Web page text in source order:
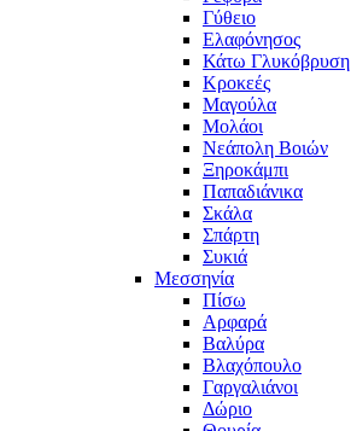
Γύθειο
Ελαφόνησος
Κάτω Γλυκόβρυση
Κροκεές
Μαγούλα
Μολάοι
Νεάπολη Βοιών
Ξηροκάμπι
Παπαδιάνικα
Σκάλα
Σπάρτη
Συκιά
Μεσσηνία
Πίσω
Αρφαρά
Βαλύρα
Βλαχόπουλο
Γαργαλιάνοι
Δώριο